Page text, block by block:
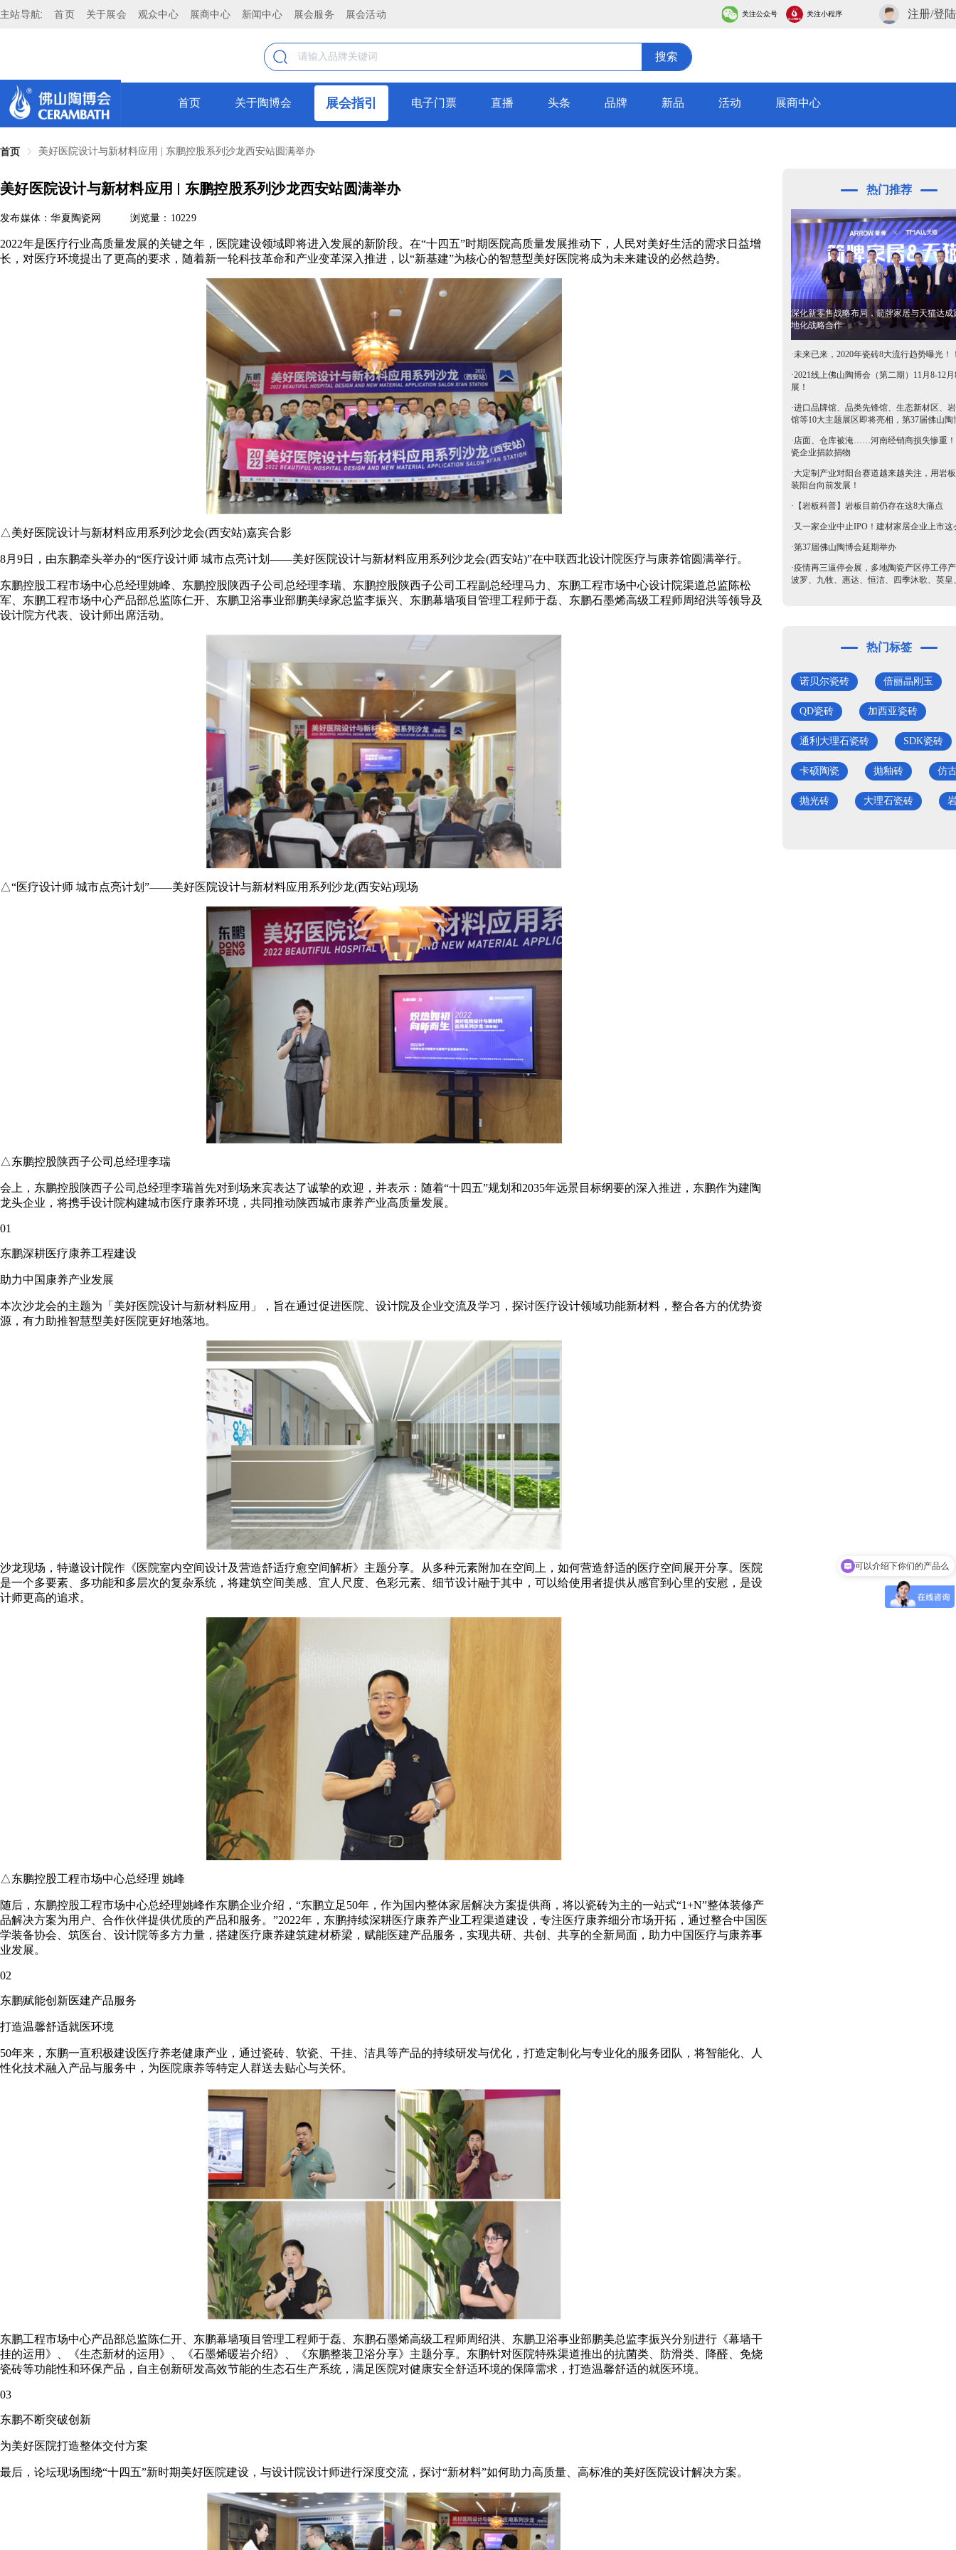
主站导航: 首页 关于展会 观众中心 展商中心 新闻中心 展会服务 展会活动 关注公众号 关注小程序 注册/登陆
搜索
首页 关于陶博会 展会指引 电子门票 直播 头条 品牌 新品 活动 展商中心
首页 美好医院设计与新材料应用 | 东鹏控股系列沙龙西安站圆满举办
美好医院设计与新材料应用 | 东鹏控股系列沙龙西安站圆满举办
发布媒体：华夏陶瓷网 浏览量：10229
2022年是医疗行业高质量发展的关键之年，医院建设领域即将进入发展的新阶段。在“十四五”时期医院高质量发展推动下，人民对美好生活的需求日益增
长，对医疗环境提出了更高的要求，随着新一轮科技革命和产业变革深入推进，以“新基建”为核心的智慧型美好医院将成为未来建设的必然趋势。
△美好医院设计与新材料应用系列沙龙会(西安站)嘉宾合影
8月9日，由东鹏牵头举办的“医疗设计师 城市点亮计划——美好医院设计与新材料应用系列沙龙会(西安站)”在中联西北设计院医疗与康养馆圆满举行。
东鹏控股工程市场中心总经理姚峰、东鹏控股陕西子公司总经理李瑞、东鹏控股陕西子公司工程副总经理马力、东鹏工程市场中心设计院渠道总监陈松
军、东鹏工程市场中心产品部总监陈仁开、东鹏卫浴事业部鹏美绿家总监李振兴、东鹏幕墙项目管理工程师于磊、东鹏石墨烯高级工程师周绍洪等领导及
设计院方代表、设计师出席活动。
△“医疗设计师 城市点亮计划”——美好医院设计与新材料应用系列沙龙(西安站)现场
△东鹏控股陕西子公司总经理李瑞
会上，东鹏控股陕西子公司总经理李瑞首先对到场来宾表达了诚挚的欢迎，并表示：随着“十四五”规划和2035年远景目标纲要的深入推进，东鹏作为建陶
龙头企业，将携手设计院构建城市医疗康养环境，共同推动陕西城市康养产业高质量发展。
01
东鹏深耕医疗康养工程建设
助力中国康养产业发展
本次沙龙会的主题为「美好医院设计与新材料应用」，旨在通过促进医院、设计院及企业交流及学习，探讨医疗设计领域功能新材料，整合各方的优势资
源，有力助推智慧型美好医院更好地落地。
沙龙现场，特邀设计院作《医院室内空间设计及营造舒适疗愈空间解析》主题分享。从多种元素附加在空间上，如何营造舒适的医疗空间展开分享。医院
是一个多要素、多功能和多层次的复杂系统，将建筑空间美感、宜人尺度、色彩元素、细节设计融于其中，可以给使用者提供从感官到心里的安慰，是设
计师更高的追求。
△东鹏控股工程市场中心总经理 姚峰
随后，东鹏控股工程市场中心总经理姚峰作东鹏企业介绍，“东鹏立足50年，作为国内整体家居解决方案提供商，将以瓷砖为主的一站式“1+N”整体装修产
品解决方案为用户、合作伙伴提供优质的产品和服务。”2022年，东鹏持续深耕医疗康养产业工程渠道建设，专注医疗康养细分市场开拓，通过整合中国医
学装备协会、筑医台、设计院等多方力量，搭建医疗康养建筑建材桥梁，赋能医建产品服务，实现共研、共创、共享的全新局面，助力中国医疗与康养事
业发展。
02
东鹏赋能创新医建产品服务
打造温馨舒适就医环境
50年来，东鹏一直积极建设医疗养老健康产业，通过瓷砖、软瓷、干挂、洁具等产品的持续研发与优化，打造定制化与专业化的服务团队，将智能化、人
性化技术融入产品与服务中，为医院康养等特定人群送去贴心与关怀。
东鹏工程市场中心产品部总监陈仁开、东鹏幕墙项目管理工程师于磊、东鹏石墨烯高级工程师周绍洪、东鹏卫浴事业部鹏美总监李振兴分别进行《幕墙干
挂的运用》、《生态新材的运用》、《石墨烯暖岩介绍》、《东鹏整装卫浴分享》主题分享。东鹏针对医院特殊渠道推出的抗菌类、防滑类、降醛、免烧
瓷砖等功能性和环保产品，自主创新研发高效节能的生态石生产系统，满足医院对健康安全舒适环境的保障需求，打造温馨舒适的就医环境。
03
东鹏不断突破创新
为美好医院打造整体交付方案
最后，论坛现场围绕“十四五”新时期美好医院建设，与设计院设计师进行深度交流，探讨“新材料”如何助力高质量、高标准的美好医院设计解决方案。
热门推荐
深化新零售战略布局，箭牌家居与天猫达成
地化战略合作
·未来已来，2020年瓷砖8大流行趋势曝光！
·2021线上佛山陶博会（第二期）11月8-12
展！
·进口品牌馆、品类先锋馆、生态新材区、
馆等10大主题展区即将亮相，第37届佛山陶
·店面、仓库被淹……河南经销商损失惨重
瓷企业捐款捐物
·大定制产业对阳台赛道越来越关注，用岩
装阳台向前发展！
· 【岩板科普】岩板目前仍存在这8大痛点
·又一家企业中止IPO！建材家居企业上市这
·第37届佛山陶博会延期举办
·疫情再三逼停会展，多地陶瓷产区停工停
波罗、九牧、惠达、恒洁、四季沐歌、英皇
热门标签
诺贝尔瓷砖 倍丽晶刚玉
QD瓷砖 加西亚瓷砖
通利大理石瓷砖 SDK瓷砖
卡硕陶瓷 抛釉砖 仿
抛光砖 大理石瓷砖
可以介绍下你们的产品么